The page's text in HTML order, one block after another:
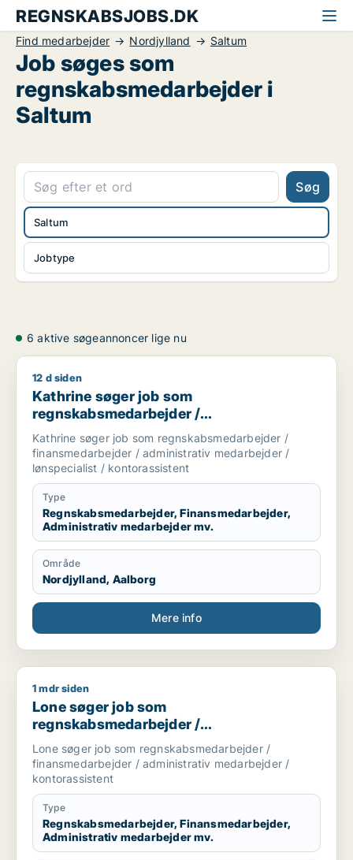
REGNSKABSJOBS.DK
Find medarbejder Nordjylland Saltum
Job søges som
regnskabsmedarbejder i
Saltum
Søg
Jobtype
Saltum
6 aktive søgeannoncer lige nu
Kathrine søger job som regnskabsmedarbejder /
12 d siden
Kathrine søger job som
regnskabsmedarbejder /
finansmedarbejder / administrativ
medarbejder / lønspecialist /
kontorassistent
Kathrine søger job som regnskabsmedarbejder /
finansmedarbejder / administrativ medarbejder /
lønspecialist / kontorassistent
Type
Regnskabsmedarbejder, Finansmedarbejder,
Administrativ medarbejder mv.
Område
Nordjylland, Aalborg
Mere info
Lone søger job som regnskabsmedarbejder /
1 mdr siden
Lone søger job som
regnskabsmedarbejder /
finansmedarbejder / administrativ
medarbejder / kontorassistent
Lone søger job som regnskabsmedarbejder /
finansmedarbejder / administrativ medarbejder /
kontorassistent
Type
Regnskabsmedarbejder, Finansmedarbejder,
Administrativ medarbejder mv.